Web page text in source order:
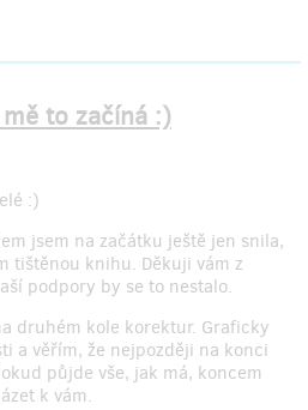
to začíná :)
:)
jsem na začátku ještě jen snila,
tištěnou knihu. Děkuji vám z
podpory by se to nestalo.
druhém kole korektur. Graficky
a věřím, že nejpozději na konci
půjde vše, jak má, koncem
k vám.